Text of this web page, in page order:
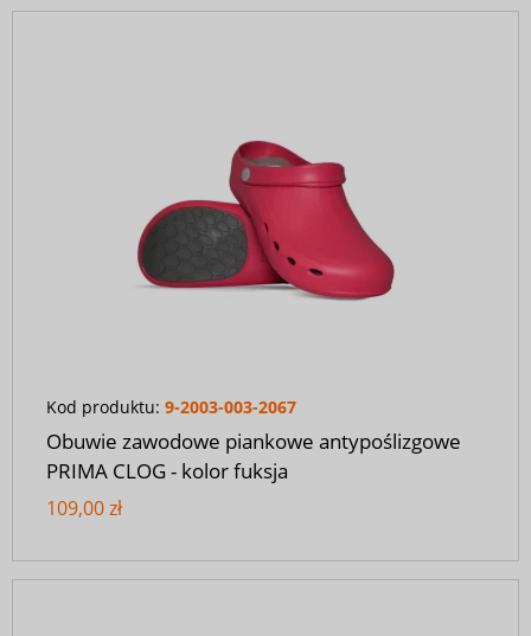
Kod produktu: 9-2003-003-2067
Obuwie zawodowe piankowe antypoślizgowe
PRIMA CLOG - kolor fuksja
109,00 zł